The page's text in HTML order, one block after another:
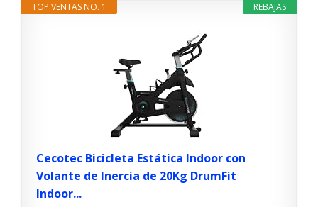
REBAJAS
TOP VENTAS NO. 1
Cecotec Bicicleta Estática Indoor con
Volante de Inercia de 20Kg DrumFit
Indoor...